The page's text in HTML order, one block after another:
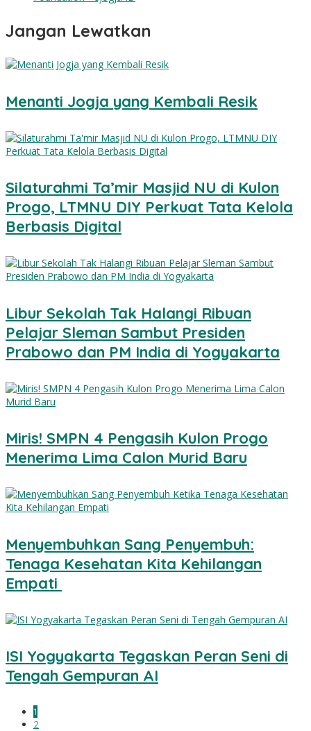
Jangan Lewatkan
Menanti Jogja yang Kembali Resik
Silaturahmi Ta’mir Masjid NU di Kulon
Progo, LTMNU DIY Perkuat Tata Kelola
Berbasis Digital
Libur Sekolah Tak Halangi Ribuan
Pelajar Sleman Sambut Presiden
Prabowo dan PM India di Yogyakarta
Miris! SMPN 4 Pengasih Kulon Progo
Menerima Lima Calon Murid Baru
Menyembuhkan Sang Penyembuh:
Tenaga Kesehatan Kita Kehilangan
Empati
ISI Yogyakarta Tegaskan Peran Seni di
Tengah Gempuran AI
1
2